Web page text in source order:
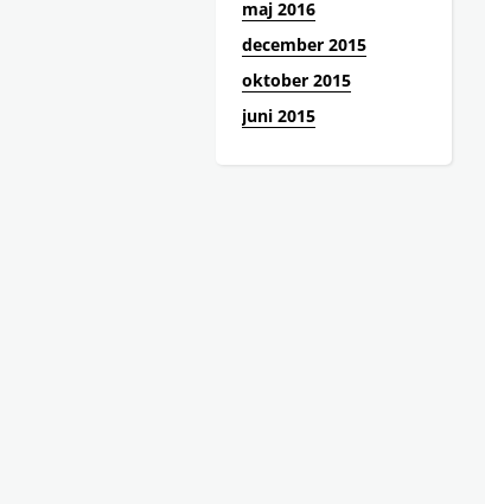
maj 2016
december 2015
oktober 2015
juni 2015